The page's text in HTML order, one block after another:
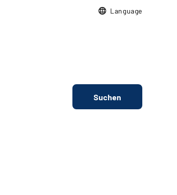
Language
Suchen